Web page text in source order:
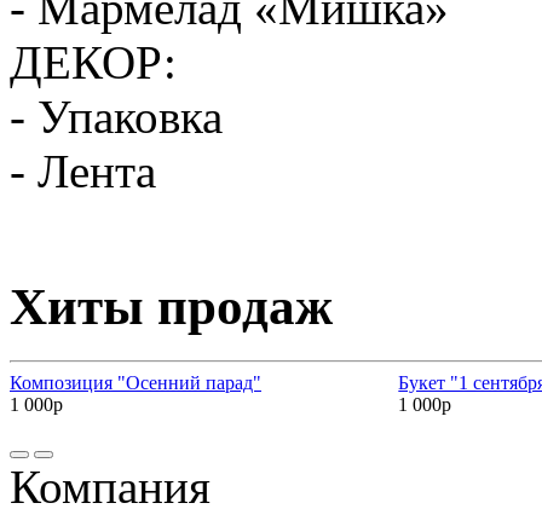
ДЕКОР:
- Упаковка
- Лента
Хиты продаж
Композиция "Осенний парад"
1 000р
Букет "1
1 000р
Компания